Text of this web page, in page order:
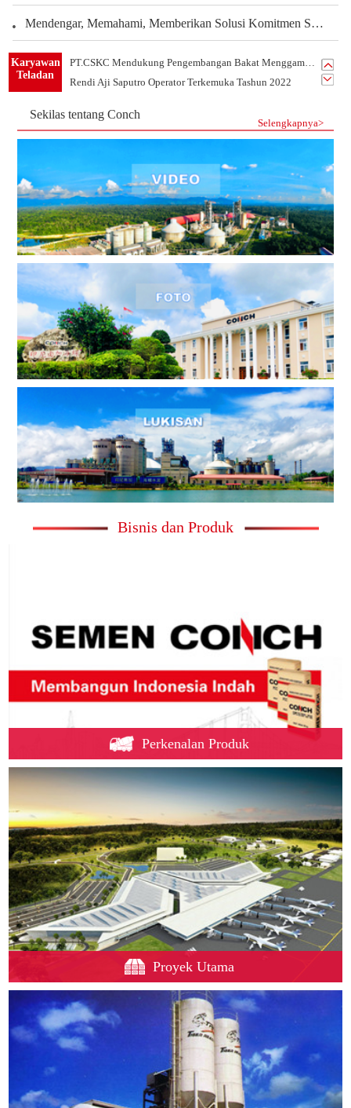
Mendengar, Memahami, Memberikan Solusi Komitmen Semen Conch Mengutamakan Pelanggan
Karyawan
Teladan
PT.Conch South Kalimantan Cement yang Indah Rumahku
PT.CSKC Mendukung Pengembangan Bakat Menggambar Karyawan
Rendi Aji Saputro Operator Terkemuka Tashun 2022
Listrik Tim 1 -Tim Terkemuka Tahun 2021 PT.CSKC
Tim Mekanik-Tim Terkemuka Tahun 2021 PT.CSKC
Sekilas tentang Conch
Selengkapnya>
Bisnis dan Produk
Perkenalan Produk
Proyek Utama